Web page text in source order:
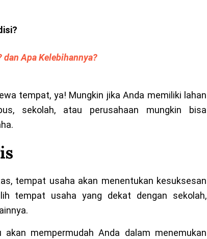
Apa Kelebihannya?
tempat, ya! Mungkin jika Anda memiliki lahan
sekolah, atau perusahaan mungkin bisa
tempat usaha akan menentukan kesuksesan
tempat usaha yang dekat dengan sekolah,
mempermudah Anda dalam menemukan